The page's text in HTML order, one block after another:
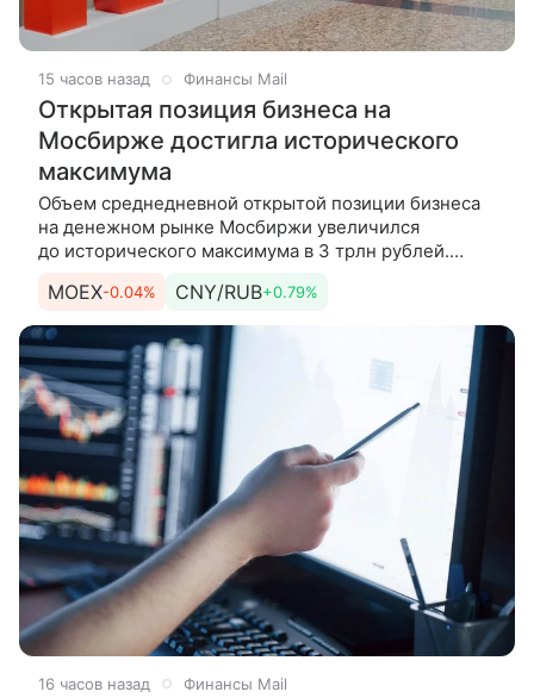
15 часов назад Финансы Mail
Открытая позиция бизнеса на
Мосбирже достигла исторического
максимума
Объем среднедневной открытой позиции бизнеса
на денежном рынке Мосбиржи увеличился
до исторического максимума в 3 трлн рублей.
площадки. Среднедневная открытая
MOEX-0.04% CNY/RUB+0.79%
16 часов назад Финансы Mail